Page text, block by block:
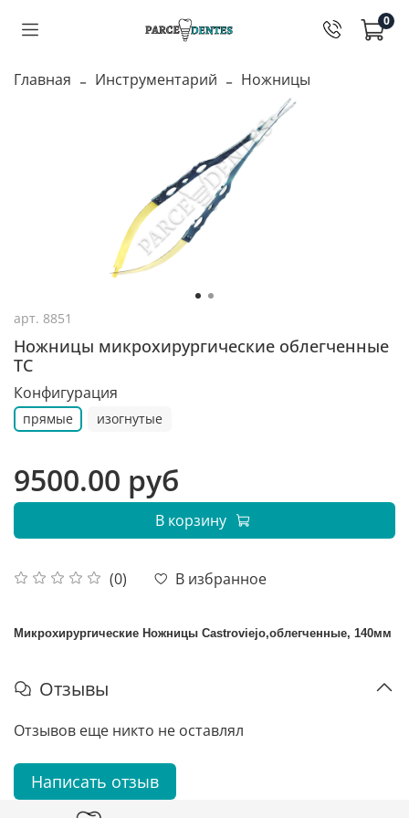
0
Главная Инструментарий Ножницы
арт. 8851
Ножницы микрохирургические облегченные
ТС
(0) В избранное
Конфигурация
прямые изогнутые
9500.00 руб
В корзину
Микрохирургические Ножницы Castroviejo,облегченные, 140мм
Отзывы
Отзывов еще никто не оставлял
Написать отзыв